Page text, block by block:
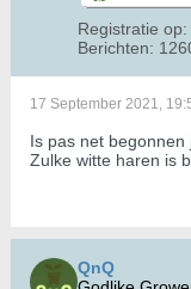
Registratie op:
Berichten:
17 September 2021,
Is pas net begonnen
Zulke witte haren is
QnQ